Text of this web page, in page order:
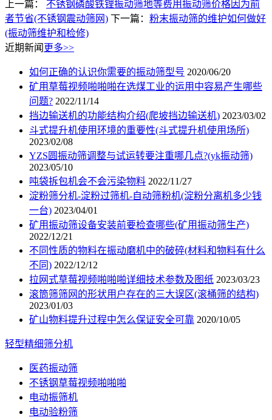
上一篇： 不锈钢磷酸铁锂振动筛地等费用振动筛价格因为前
者节省(不锈钢震动筛网) 下一篇： 粉末振动筛的维护如何做好
(振动筛维护和检修)
近期新闻 更多>>
如何正确的认识你需要的振动筛型号 2020/06/20
矿用草莓视频啪啪啪在选煤工业的运用中容易产生哪些
问题? 2022/11/14
挡边输送机的功能结构介绍(爬坡挡边输送机) 2023/03/02
斗式提升机使用环境的重要性(斗式提升机使用场所)
2023/02/08
YZS圆振动筛调整与试运转要注重哪几点?(yk振动筛)
2023/05/10
吨袋拆包机会不会污染物料 2022/11/27
淀粉筛分机-淀粉过筛机-自动筛粉机(淀粉分离机多少钱
一台) 2023/04/01
矿用振动筛设备安装前要检查哪些(矿用振动筛生产)
2022/12/21
不同性质的物料在振动磨机中的破碎(材料和物料有什么
不同) 2022/12/12
拉网式草莓视频啪啪啪详细技术参数及图纸 2023/03/23
滚筒筛筛网的形状用户存在的三大误区(滚桶筛的结构)
2023/01/03
矿山物料提升过程中怎么保证安全可靠 2020/10/05
轻型精细筛分机
医药振动筛
不锈钢草莓视频啪啪啪
电动振筛机
电动验粉筛